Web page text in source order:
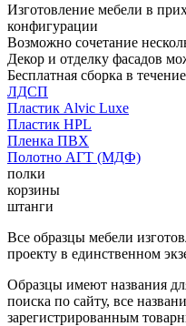
Изготовление мебели в
конфигурации
Возможно сочетание
Декор и отделку фасадов
Бесплатная сборка в
ЛДСП
Пластик Alvic Luxe
Пластик HPL
Пленка ПВХ
Полотно АГТ (МДФ)
полки
корзины
штанги
Все образцы мебели
проекту в единственном
Образцы имеют названия
поиска по сайту, все
зарегистрированным